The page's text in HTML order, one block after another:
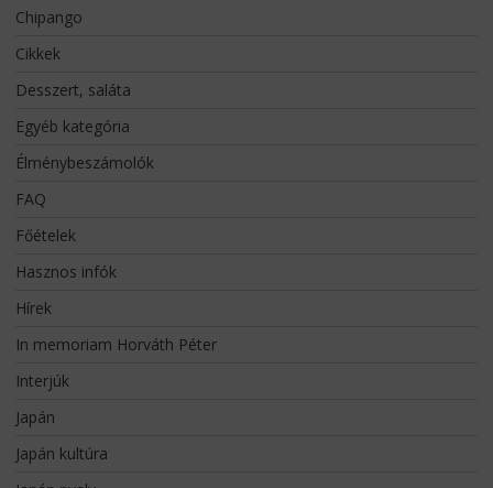
Chipango
Cikkek
Desszert, saláta
Egyéb kategória
Élménybeszámolók
FAQ
Főételek
Hasznos infók
Hírek
In memoriam Horváth Péter
Interjúk
Japán
Japán kultúra